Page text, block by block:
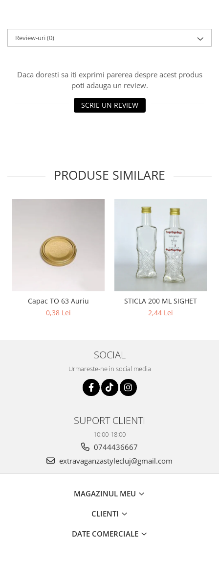
Review-uri(0)
Daca doresti sa iti exprimi parerea despre acest produs
poti adauga un review.
SCRIE UN REVIEW
PRODUSE SIMILARE
Capac TO 63 Auriu
0,38 Lei
STICLA 200 ML SIGHET
2,44 Lei
SOCIAL
Urmareste-ne in social media
SUPORT CLIENTI
10:00-18:00
0744436667
extravaganzastylecluj@gmail.com
MAGAZINUL MEU
CLIENTI
DATE COMERCIALE